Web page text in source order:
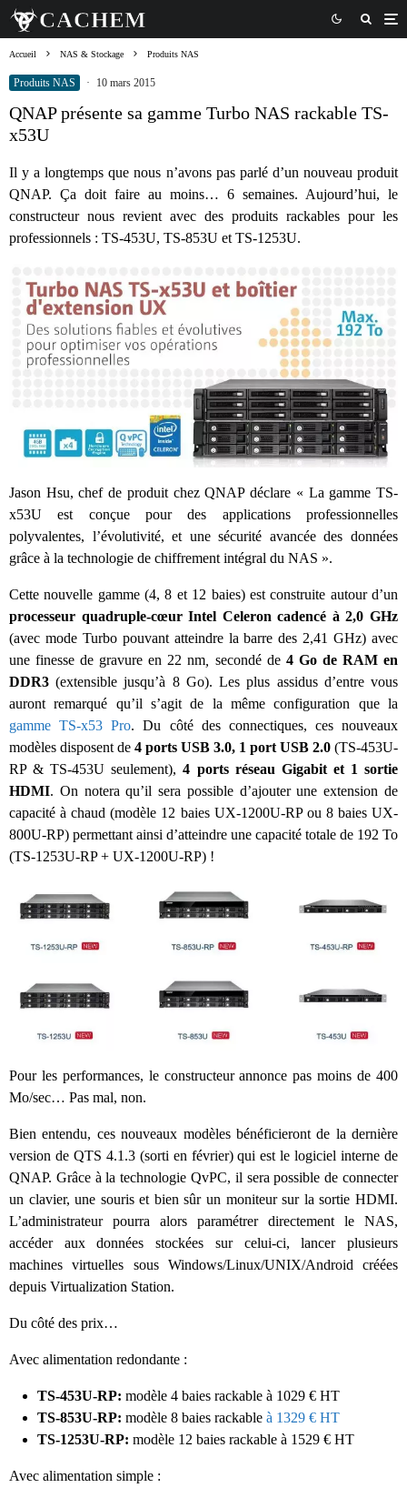
Accueil NAS & Stockage Produits NAS
Produits NAS · 10 mars 2015
QNAP présente sa gamme Turbo NAS rackable TS-
x53U
Il y a longtemps que nous n’avons pas parlé d’un nouveau produit
QNAP. Ça doit faire au moins… 6 semaines. Aujourd’hui, le
constructeur nous revient avec des produits rackables pour les
professionnels : TS-453U, TS-853U et TS-1253U.
Jason Hsu, chef de produit chez QNAP déclare « La gamme TS-
x53U est conçue pour des applications professionnelles
polyvalentes, l’évolutivité, et une sécurité avancée des données
grâce à la technologie de chiffrement intégral du NAS ».
Cette nouvelle gamme (4, 8 et 12 baies) est construite autour d’un
processeur quadruple-cœur Intel Celeron cadencé à 2,0 GHz
(avec mode Turbo pouvant atteindre la barre des 2,41 GHz) avec
une finesse de gravure en 22 nm
secondé de 4 Go de RAM en
DDR3 (extensible jusqu’à 8 Go). Les plus assidus d’entre vous
auront remarqué qu’il s’agit de la même configuration que la
gamme TS-x53 Pro. Du côté des connectiques, ces nouveaux
modèles disposent de 4 ports USB 3.0, 1 port USB 2.0 (TS-453U-
RP & TS-453U seulement),4 ports réseau Gigabit et 1 sortie
HDMI. On notera qu’il sera possible d’ajouter une extension de
capacité à chaud (modèle 12 baies UX-1200U-RP ou 8 baies UX-
800U-RP) permettant ainsi d’atteindre une capacité totale de 192 To
(TS-1253U-RP + UX-1200U-RP) !
Pour les performances, le constructeur annonce pas moins de 400
Mo/sec… Pas mal, non.
Bien entendu, ces nouveaux modèles bénéficieront de la dernière
version de QTS 4.1.3 (sorti en février) qui est le logiciel interne de
QNAP. Grâce à la technologie QvPC, il sera possible de connecter
un clavier, une souris et bien sûr un moniteur sur la sortie HDMI.
L’administrateur pourra alors paramétrer directement le NAS,
accéder aux données stockées sur celui-ci, lancer plusieurs
machines virtuelles sous Windows/Linux/UNIX/Android créées
depuis Virtualization Station.
Du côté des prix…
Avec alimentation redondante :
TS-453U-RP: modèle 4 baies rackable à 1029 € HT
TS-853U-RP: modèle 8 baies rackable à 1329 € HT
TS-1253U-RP: modèle 12 baies rackable à 1529 € HT
Avec alimentation simple :